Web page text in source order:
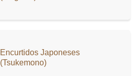
Encurtidos Japoneses
(Tsukemono)